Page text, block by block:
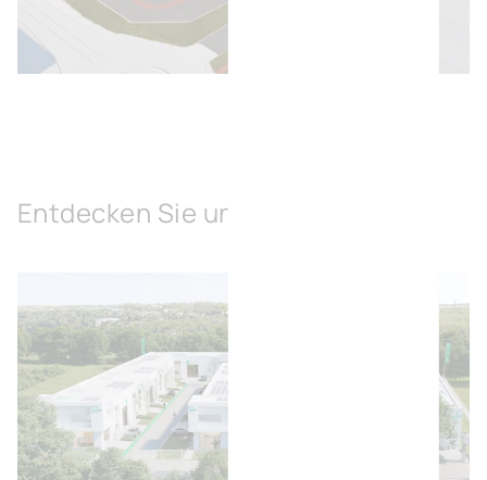
Entdecken Sie unsere Lösungen